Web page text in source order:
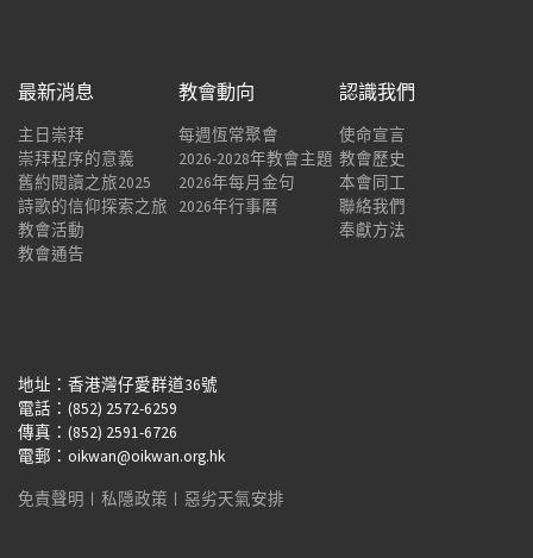
最新消息
主日崇拜
崇拜程序的意義
舊約閱讀之旅2025
詩歌的信仰探索之旅
教會活動
教會通告
教會動向
每週恆常聚會
2026-2028年教會主題
2026年每月金句
2026年行事曆
認識我們
使命宣言
教會歷史
本會同工
聯絡我們
奉獻方法
地址：香港灣仔愛群道36號
電話：(852) 2572-6259
傳真：(852) 2591-6726
電郵：oikwan@oikwan.org.hk
免責聲明 私隱政策 惡劣天氣安排